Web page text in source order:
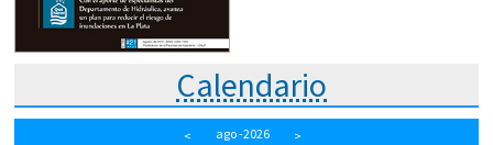
Calendario
< ago-2026
>